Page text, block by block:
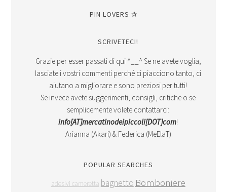
PIN LOVERS ✰
SCRIVETECI!
Grazie per esser passati di qui ^__^ Se ne avete voglia,
lasciate i vostri commenti perché ci piacciono tanto, ci
aiutano a migliorare e sono preziosi per tutti!
Se invece avete suggerimenti, consigli, critiche o se
semplicemente volete contattarci:
info[AT]mercatinodeipiccoli[DOT]com!
Arianna (Akari) & Federica (MeElaT)
POPULAR SEARCHES
adesivi cameretta bagnetto Bomboniere